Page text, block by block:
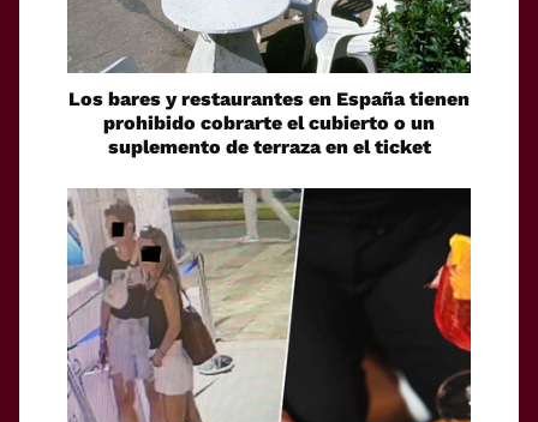
Los bares y restaurantes en España tienen
prohibido cobrarte el cubierto o un
suplemento de terraza en el ticket